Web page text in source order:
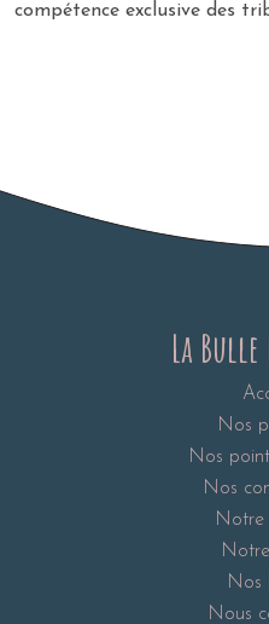
compétence exclusive des
La Bulle
Nos
Nos
Nos
Notre
Nos
Nous